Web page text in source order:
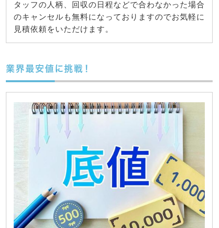
タッフの人柄、回収の日程などで合わなかった場合
のキャンセルも無料になっておりますのでお気軽に
見積依頼をいただけます。
業界最安値に挑戦！